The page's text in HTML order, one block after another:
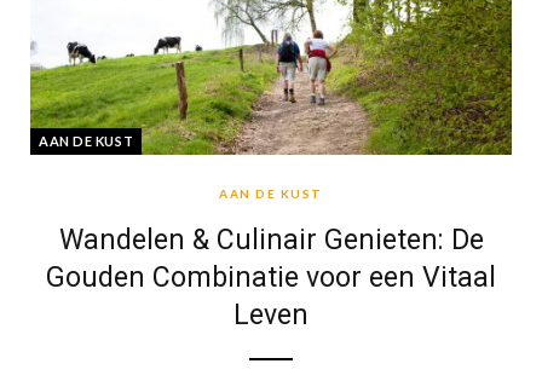
AAN DE KUST
AAN DE KUST
Wandelen & Culinair Genieten: De
Gouden Combinatie voor een Vitaal
Leven